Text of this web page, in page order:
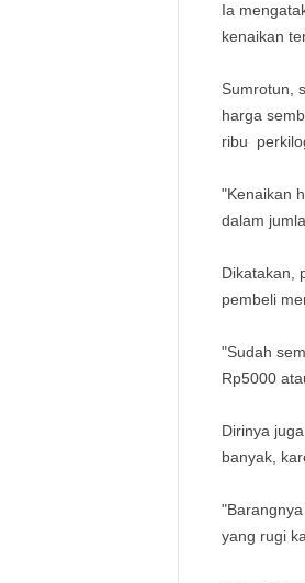
Ia
kenaikan
Sumrotun,
harga
ribu
"Kenaikan
dalam
Dikatakan,
pembeli
"Sudah
Rp5000
Dirinya
banyak,
yang rugi